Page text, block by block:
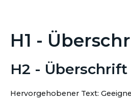
H1 -
H2 - Überschrift
Hervorgehobener Text: